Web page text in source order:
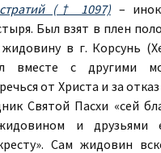
(† 1097)–
Был взят в плен
в г. Корсунь
вместе с другими
от Христа и за
Святой Пасхи «сей
и друзьями
Сам жидовин